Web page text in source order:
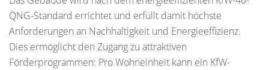
QNG-Standard errichtet und erfüllt damit höchste
Anforderungen an Nachhaltigkeit und Energieeffizienz.
Dies ermöglicht den Zugang zu attraktiven
Förderprogrammen: Pro Wohneinheit kann ein KfW-